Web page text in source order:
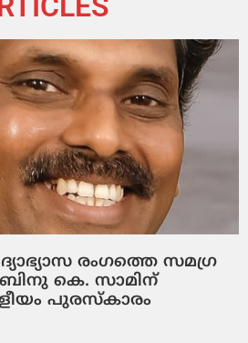
രംഗത്തെ സമഗ്ര
കെ. സാമിന്
പുരസ്‌കാരം